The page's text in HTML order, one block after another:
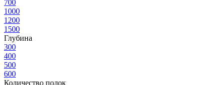
700
1000
1200
1500
Глубина
300
400
500
600
Количество полок